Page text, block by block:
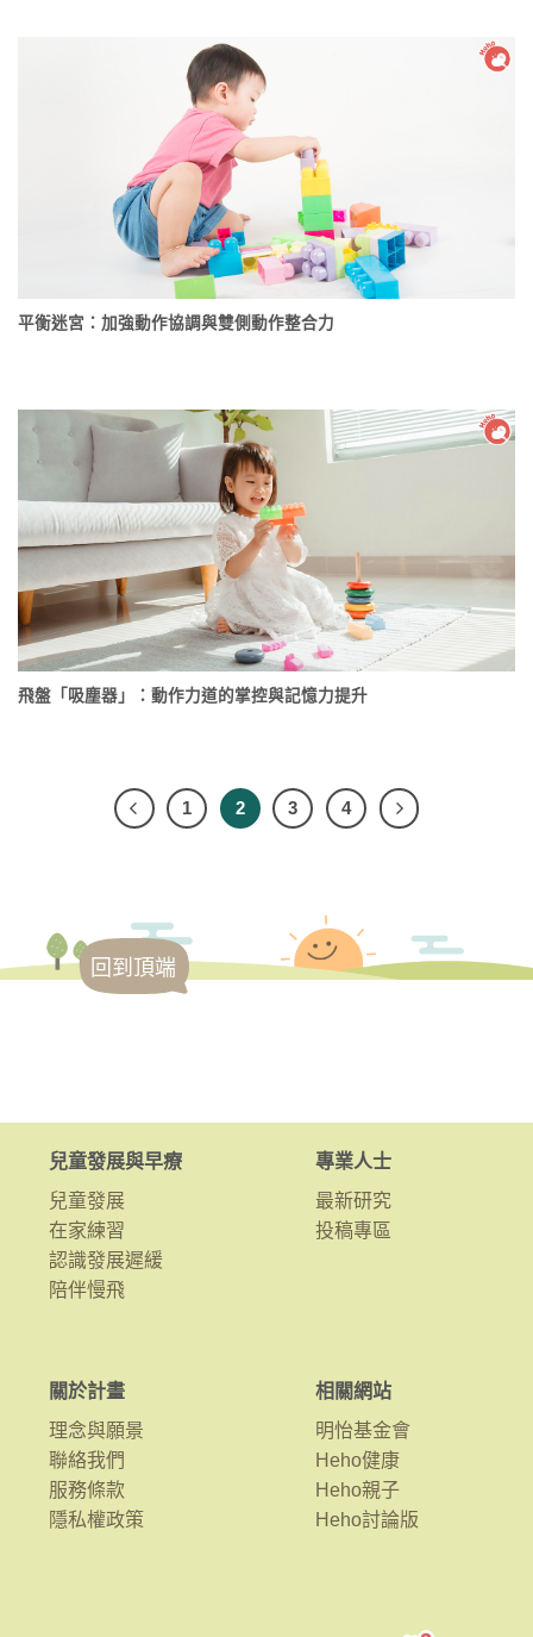
平衡迷宮：加強動作協調與雙側動作整合力
飛盤「吸塵器」：動作力道的掌控與記憶力提升
1 2 3 4
回到頂端
兒童發展與早療
兒童發展
在家練習
認識發展遲緩
陪伴慢飛
專業人士
最新研究
投稿專區
關於計畫
理念與願景
聯絡我們
服務條款
隱私權政策
相關網站
明怡基金會
Heho健康
Heho親子
Heho討論版